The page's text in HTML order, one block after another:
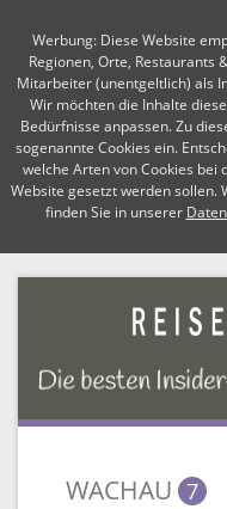
WACHAU 7
Werbung: Diese Website
Regionen, Orte, Restaurants
Mitarbeiter (unentgeltlich) als
Wir möchten die Inhalte
Bedürfnisse anpassen. Zu
sogenannte Cookies ein.
welche Arten von Cookies bei
Website gesetzt werden sollen.
finden Sie in unserer